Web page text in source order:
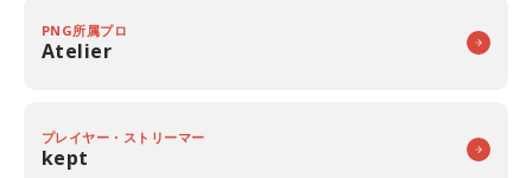
PNG所属プロ
Atelier
プレイヤー・ストリーマー
kept